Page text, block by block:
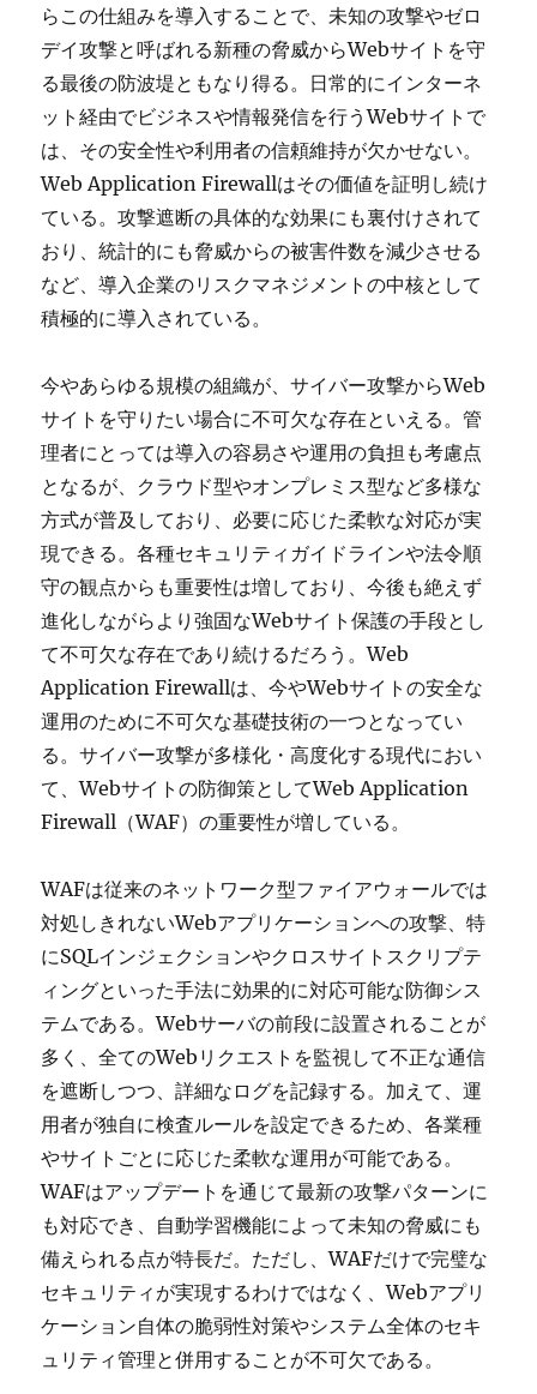
らこの仕組みを導入することで、未知の攻撃やゼロ
デイ攻撃と呼ばれる新種の脅威からWebサイトを守
る最後の防波堤ともなり得る。日常的にインターネ
ット経由でビジネスや情報発信を行うWebサイトで
は、その安全性や利用者の信頼維持が欠かせない。
Web Application Firewallはその価値を証明し続け
ている。攻撃遮断の具体的な効果にも裏付けされて
おり、統計的にも脅威からの被害件数を減少させる
など、導入企業のリスクマネジメントの中核として
積極的に導入されている。
今やあらゆる規模の組織が、サイバー攻撃からWeb
サイトを守りたい場合に不可欠な存在といえる。管
理者にとっては導入の容易さや運用の負担も考慮点
となるが、クラウド型やオンプレミス型など多様な
方式が普及しており、必要に応じた柔軟な対応が実
現できる。各種セキュリティガイドラインや法令順
守の観点からも重要性は増しており、今後も絶えず
進化しながらより強固なWebサイト保護の手段とし
て不可欠な存在であり続けるだろう。Web
Application Firewallは、今やWebサイトの安全な
運用のために不可欠な基礎技術の一つとなってい
る。サイバー攻撃が多様化・高度化する現代におい
て、Webサイトの防御策としてWeb Application
Firewall（WAF）の重要性が増している。
WAFは従来のネットワーク型ファイアウォールでは
対処しきれないWebアプリケーションへの攻撃、特
にSQLインジェクションやクロスサイトスクリプテ
ィングといった手法に効果的に対応可能な防御シス
テムである。Webサーバの前段に設置されることが
多く、全てのWebリクエストを監視して不正な通信
を遮断しつつ、詳細なログを記録する。加えて、運
用者が独自に検査ルールを設定できるため、各業種
やサイトごとに応じた柔軟な運用が可能である。
WAFはアップデートを通じて最新の攻撃パターンに
も対応でき、自動学習機能によって未知の脅威にも
備えられる点が特長だ。ただし、WAFだけで完璧な
セキュリティが実現するわけではなく、Webアプリ
ケーション自体の脆弱性対策やシステム全体のセキ
ュリティ管理と併用することが不可欠である。